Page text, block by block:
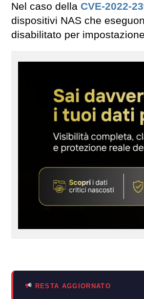
Nel caso della CVE-2022-
dispositivi NAS che
disabilitato per
RESTA AGGIORNATO